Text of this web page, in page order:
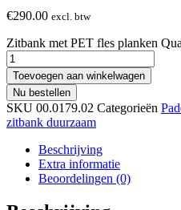
€290.00 excl. btw
Zitbank met PET fles planken
Toevoegen aan winkelwagen
Nu bestellen
SKU 00.0179.02 Categorieën
zitbank duurzaam
Beschrijving
Extra informatie
Beoordelingen (0)